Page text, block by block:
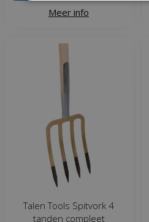
Meer info
Talen Tools Spitvork 4
tanden compleet